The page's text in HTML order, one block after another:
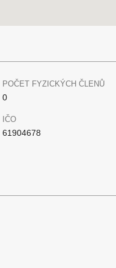
POČET FYZICKÝCH ČLENŮ
0
IČO
61904678